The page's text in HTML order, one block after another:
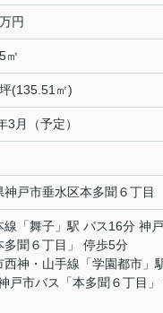
円
㎡
(135.51㎡)
3月（予定）
神戸市垂水区本多聞 ６丁目
線 「舞子 」駅 バス16分 神
多聞６丁目」 停歩5分
西神・山手線 「学園都市 」
戸市バス「本多聞６丁目